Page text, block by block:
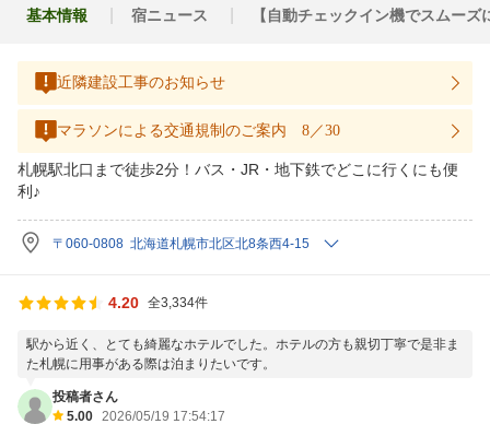
基本情報 宿ニュース 【自動チェックイン機でスムーズ
近隣建設工事のお知らせ
マラソンによる交通規制のご案内 8／30
札幌駅北口まで徒歩2分！バス・JR・地下鉄でどこに行くにも便
利♪
〒060-0808 北海道札幌市北区北8条西4-15
4.20 全3,334件
駅から近く、とても綺麗なホテルでした。ホテルの方も親切丁寧で是非ま
た札幌に用事がある際は泊まりたいです。
投稿者さん
5.00 2026/05/19 17:54:17